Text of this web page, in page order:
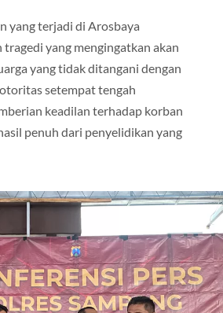
yang terjadi di Arosbaya
tragedi yang mengingatkan akan
yang tidak ditangani dengan
setempat tengah
keadilan terhadap korban
penuh dari penyelidikan yang